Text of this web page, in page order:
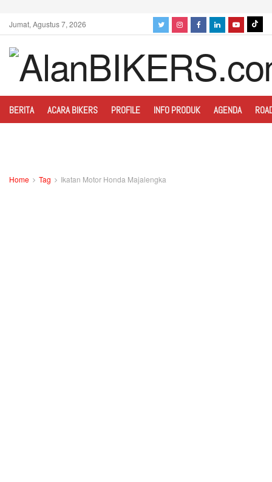
Jumat, Agustus 7, 2026
BERITA ACARA BIKERS PROFILE INFO PRODUK AGENDA
Home Tag Ikatan Motor Honda Majalengka